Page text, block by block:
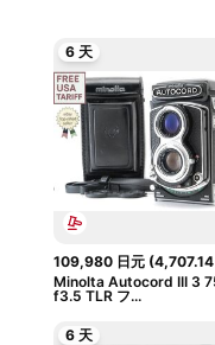
讯，都能通过千纸
6 天
109,980 日元(4,707.14
Minolta Autocord III 3
f3.5 TLR フ...
6 天